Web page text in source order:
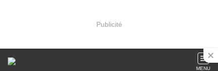
Publicité
MENU